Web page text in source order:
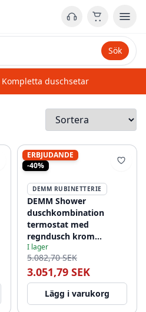
Sök
Kompletta duschsetar
ERBJUDANDE
-40%
DEMM RUBINETTERIE
DEMM Shower
duschkombination
termostat med
regndusch krom
1208946965
I lager
5.082,70 SEK
3.051,79 SEK
Lägg i varukorg